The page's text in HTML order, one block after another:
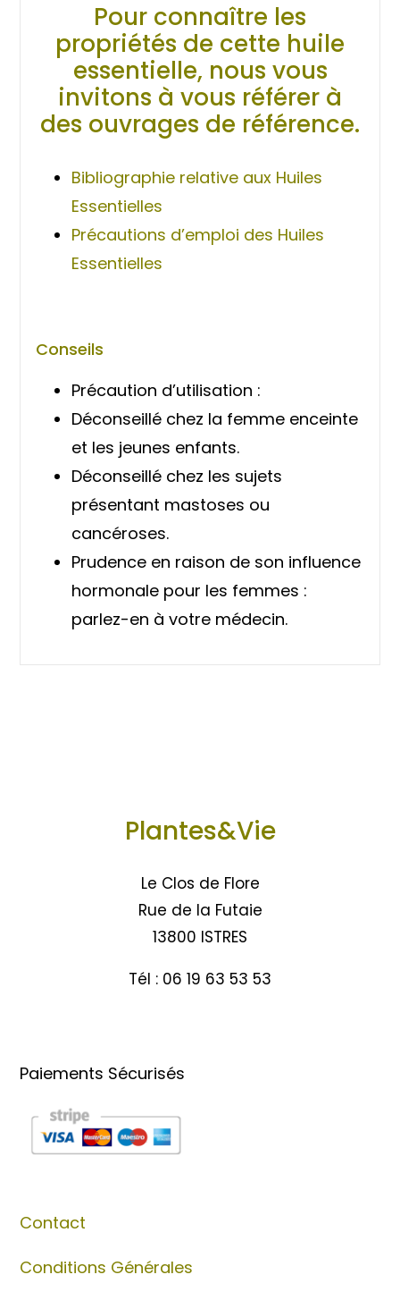
Pour connaître les
propriétés de cette huile
essentielle, nous vous
invitons à vous référer à
des ouvrages de référence.
Bibliographie relative aux Huiles
Essentielles
Précautions d’emploi des Huiles
Essentielles
Conseils
Précaution d’utilisation :
Déconseillé chez la femme enceinte
et les jeunes enfants.
Déconseillé chez les sujets
présentant mastoses ou
cancéroses.
Prudence en raison de son influence
hormonale pour les femmes :
parlez-en à votre médecin.
Plantes&Vie
Le Clos de Flore
Rue de la Futaie
13800 ISTRES
Tél : 06 19 63 53 53
Paiements Sécurisés
Contact
Conditions Générales